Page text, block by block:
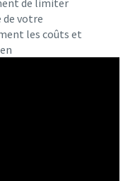
de limiter
votre
les coûts et